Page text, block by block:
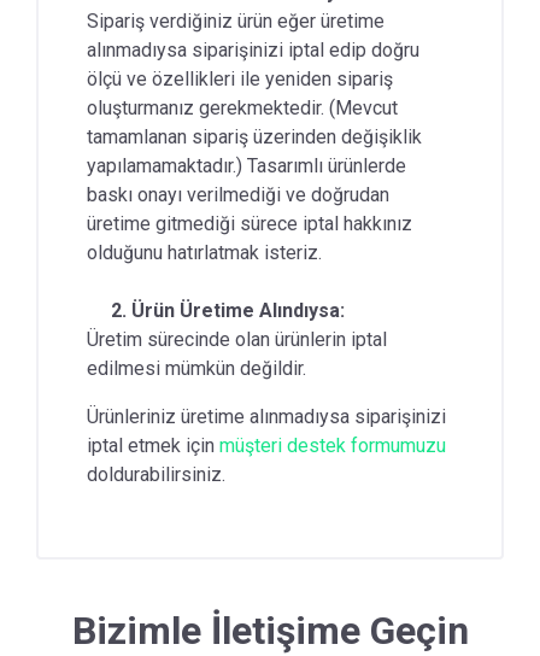
Sipariş verdiğiniz ürün eğer üretime
alınmadıysa siparişinizi iptal edip doğru
ölçü ve özellikleri ile yeniden sipariş
oluşturmanız gerekmektedir. (Mevcut
tamamlanan sipariş üzerinden değişiklik
yapılamamaktadır.) Tasarımlı ürünlerde
baskı onayı verilmediği ve doğrudan
üretime gitmediği sürece iptal hakkınız
olduğunu hatırlatmak isteriz.
2. Ürün Üretime Alındıysa:
Üretim sürecinde olan ürünlerin iptal
edilmesi mümkün değildir.
Ürünleriniz üretime alınmadıysa siparişinizi
iptal etmek için müşteri destek formumuzu
doldurabilirsiniz.
Sipariş Süreçleri / İşlem Rehberi
Ödeme Yöntemleri ve Fatura İşlemleri
Üyelik ve Hesap Bilgileri
Kargo ve Teslimat Süreçleri
Tasarım ve Baskı Onayı
Ürün
İndirim Kuponları/Kampanyalar
Bizimle İletişime Geçin